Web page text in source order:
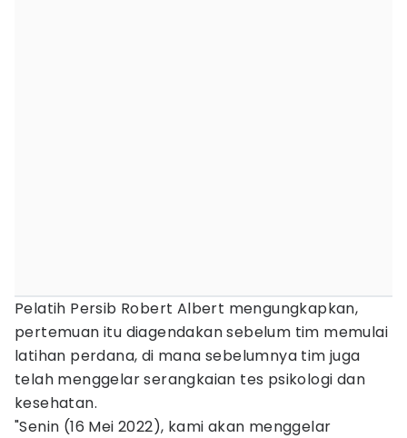
Pelatih Persib Robert Albert mengungkapkan,
pertemuan itu diagendakan sebelum tim memulai
latihan perdana, di mana sebelumnya tim juga
telah menggelar serangkaian tes psikologi dan
kesehatan.
"Senin (16 Mei 2022), kami akan menggelar